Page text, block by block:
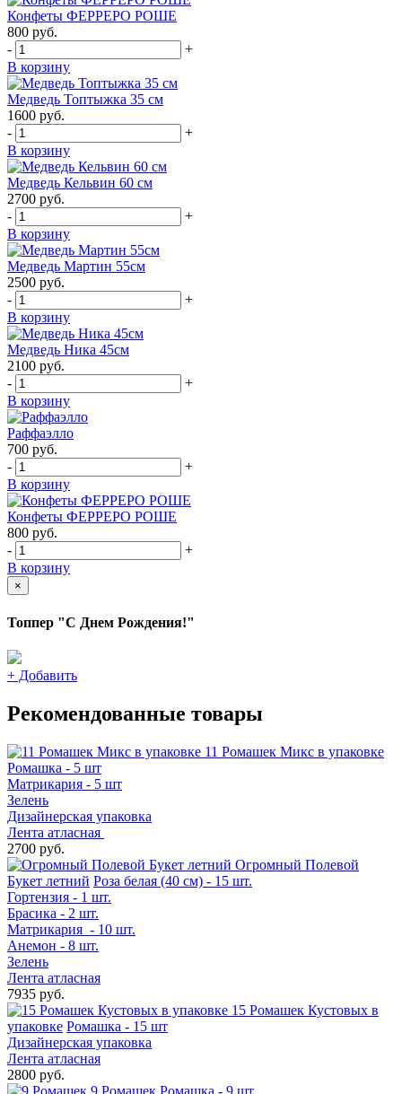
Конфеты ФЕРРЕРО РОШЕ
800 руб.
-
+
В корзину
Медведь Топтыжка 35 см
1600 руб.
-
+
В корзину
Медведь Кельвин 60 см
2700 руб.
-
+
В корзину
Медведь Мартин 55см
2500 руб.
-
+
В корзину
Медведь Ника 45см
2100 руб.
-
+
В корзину
Раффаэлло
700 руб.
-
+
В корзину
Конфеты ФЕРРЕРО РОШЕ
800 руб.
-
+
В корзину
×
Топпер "С Днем Рождения!"
+ Добавить
Рекомендованные товары
11 Ромашек Микс в упаковке
Ромашка - 5 шт
Матрикария - 5 шт
Зелень
Дизайнерская упаковка
Лента атласная
2700 руб.
Огромный Полевой
Букет летний Роза белая (40 см) - 15 шт.
Гортензия - 1 шт.
Брасика - 2 шт.
Матрикария - 10 шт.
Анемон - 8 шт.
Зелень
Лента атласная
7935 руб.
15 Ромашек Кустовых в
упаковке Ромашка - 15 шт
Дизайнерская упаковка
Лента атласная
2800 руб.
9 Ромашек Ромашка - 9 шт